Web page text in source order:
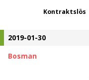
Kontraktslös
2019-01-30
Bosman